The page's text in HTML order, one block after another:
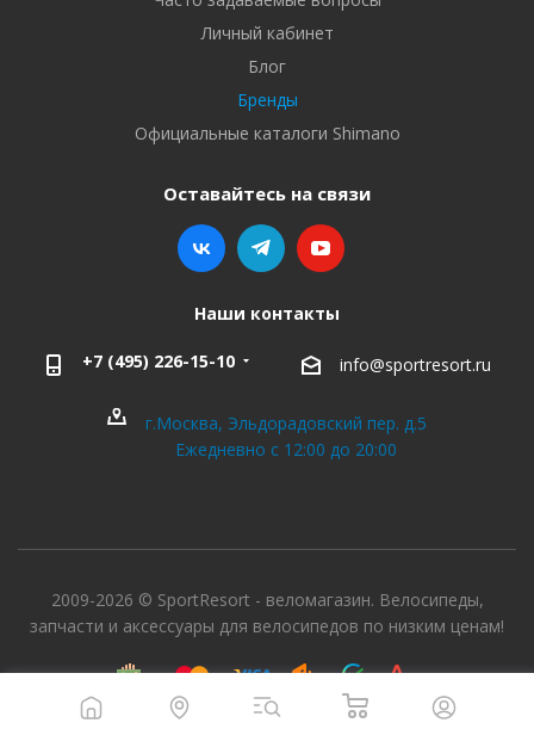
Личный кабинет
Блог
Бренды
Официальные каталоги Shimano
Оставайтесь на связи
Наши контакты
+7 (495) 226-15-10 info@sportresort.ru
г.Москва, Эльдорадовский пер. д.5
Ежедневно с 12:00 до 20:00
2009-2026 © SportResort - веломагазин. Велосипеды,
запчасти и аксессуары для велосипедов по низким ценам!